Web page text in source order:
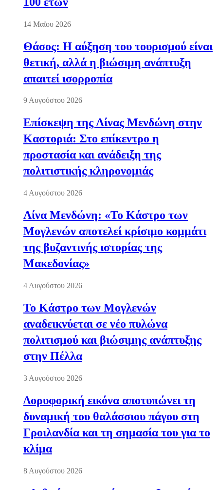
14 Μαΐου 2026
Θάσος: Η αύξηση του τουρισμού είναι
θετική, αλλά η βιώσιμη ανάπτυξη
απαιτεί ισορροπία
9 Αυγούστου 2026
Επίσκεψη της Λίνας Μενδώνη στην
Καστοριά: Στο επίκεντρο η
προστασία και ανάδειξη της
πολιτιστικής κληρονομιάς
4 Αυγούστου 2026
Λίνα Μενδώνη: «Το Κάστρο των
Μογλενών αποτελεί κρίσιμο κομμάτι
της βυζαντινής ιστορίας της
Μακεδονίας»
4 Αυγούστου 2026
Το Κάστρο των Μογλενών
αναδεικνύεται σε νέο πυλώνα
πολιτισμού και βιώσιμης ανάπτυξης
στην Πέλλα
3 Αυγούστου 2026
Δορυφορική εικόνα αποτυπώνει τη
δυναμική του θαλάσσιου πάγου στη
Γροιλανδία και τη σημασία του για το
κλίμα
8 Αυγούστου 2026